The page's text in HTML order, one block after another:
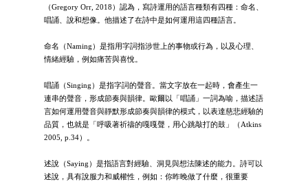
（Gregory Orr, 2018）認為，寫詩運用的語言種類有四種：命名、
唱誦、說和想像。他描述了在詩中是如何運用這四種語言。
命名（Naming）是指用字詞指涉世上的事物或行為，以及心理、
情緒經驗，例如痛苦與喜悅。
唱誦（Singing）是指字詞的聲音。當文字放在一起時，會產生一
連串的聲音，形成節奏與韻律。歐爾以「唱誦」一詞為喻，描述語
言如何運用聲音與靜默形成節奏與韻律的模式，以表達慈悲經驗的
品質，也就是「呼吸著祈禱的嘎嘎聲，用心跳敲打的鼓」（Atkins
2005, p.34）。
述說（Saying）是指語言對經驗、洞見與想法陳述的能力。詩可以
述說，具有說服力和威權性，例如：你昨晚做了什麼，很重要